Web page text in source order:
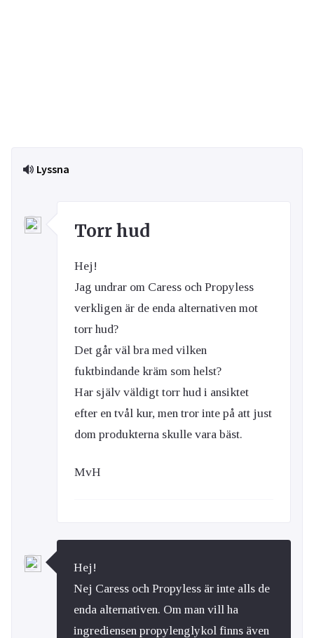
Lyssna
Torr hud
Hej!
Jag undrar om Caress och Propyless
verkligen är de enda alternativen mot
torr hud?
Det går väl bra med vilken
fuktbindande kräm som helst?
Har själv väldigt torr hud i ansiktet
efter en tvål kur, men tror inte på att just
dom produkterna skulle vara bäst.
MvH
Hej!
Nej Caress och Propyless är inte alls de
enda alternativen. Om man vill ha
ingrediensen propylenglykol finns även